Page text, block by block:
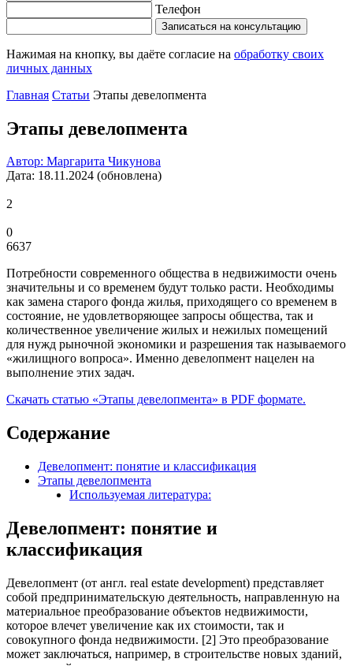
Телефон
Записаться на консультацию
Нажимая на кнопку, вы даёте согласие на обработку своих
личных данных
Главная Статьи Этапы девелопмента
Этапы девелопмента
Автор: Маргарита Чикунова
Дата: 18.11.2024 (обновлена)
2
0
6637
Потребности современного общества в недвижимости очень
значительны и со временем будут только расти. Необходимы
как замена старого фонда жилья, приходящего со временем в
состояние, не удовлетворяющее запросы общества, так и
количественное увеличение жилых и нежилых помещений
для нужд рыночной экономики и разрешения так называемого
«жилищного вопроса». Именно девелопмент нацелен на
выполнение этих задач.
Скачать статью «Этапы девелопмента» в PDF формате.
Содержание
Девелопмент: понятие и классификация
Этапы девелопмента
Используемая литература:
Девелопмент: понятие и
классификация
Девелопмент (от англ. real estate development) представляет
собой предпринимательскую деятельность, направленную на
материальное преобразование объектов недвижимости,
которое влечет увеличение как их стоимости, так и
совокупного фонда недвижимости. [2] Это преобразование
может заключаться, например, в строительстве новых зданий,